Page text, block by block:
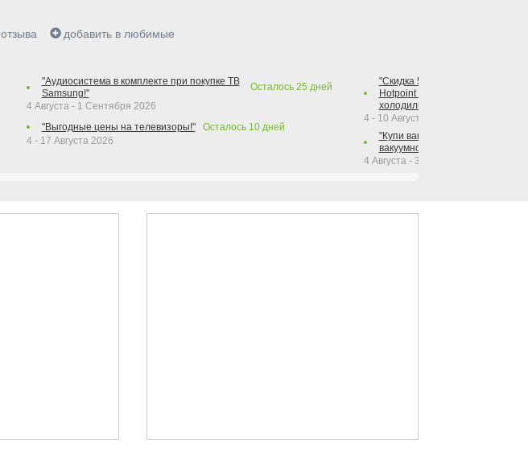
отзыва добавить в любимые
"Аудиосистема в комплекте при покупке ТВ
Samsung!"
Осталось 25 дней
4 Августа - 1 Сентября 2026
"Выгодные цены на телевизоры!"
Осталось 10дней
4 - 17 Августа 2026
"Скидка 50% на варочную
Hotpoint при покупке духового
холодильника Hotpoint!"
4 - 10 Августа 2026
"Купи вакуумный упаковщик +
вакуумного упаковщика =
4 Августа - 30 Сентября 2026